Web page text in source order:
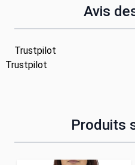
Avis
Trustpilot
Trustpilot
Produits